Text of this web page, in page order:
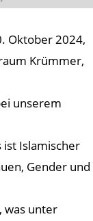
Oktober 2024,
Krümmer,
unserem
ist Islamischer
Gender und
was unter